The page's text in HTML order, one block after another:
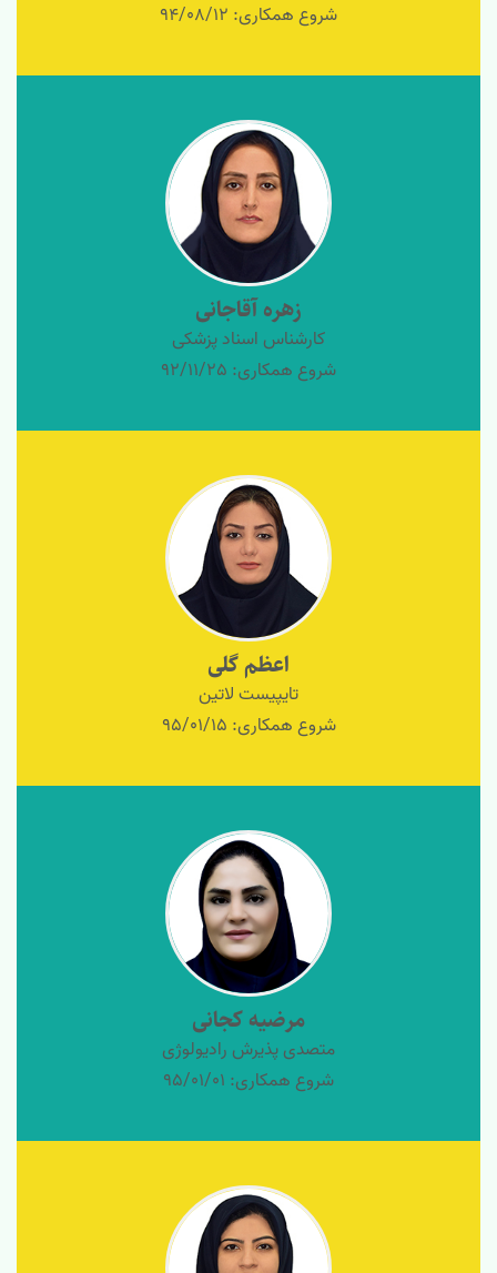
شروع همکاری: 94/08/12
زهره آقاجانی
کارشناس اسناد پزشکی
شروع همکاری: 92/11/25
اعظم گلی
تایپیست لاتین
شروع همکاری: 95/01/15
مرضیه کجانی
متصدی پذیرش رادیولوژی
شروع همکاری: 95/01/01